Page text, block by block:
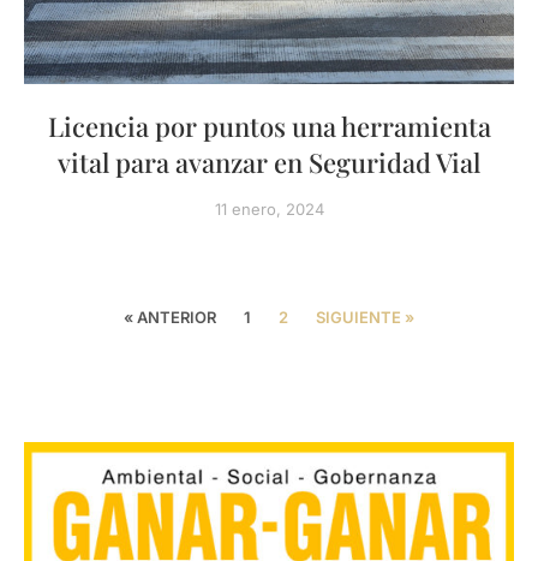
Licencia por puntos una herramienta
vital para avanzar en Seguridad Vial
11 enero, 2024
« ANTERIOR 1 2 SIGUIENTE »